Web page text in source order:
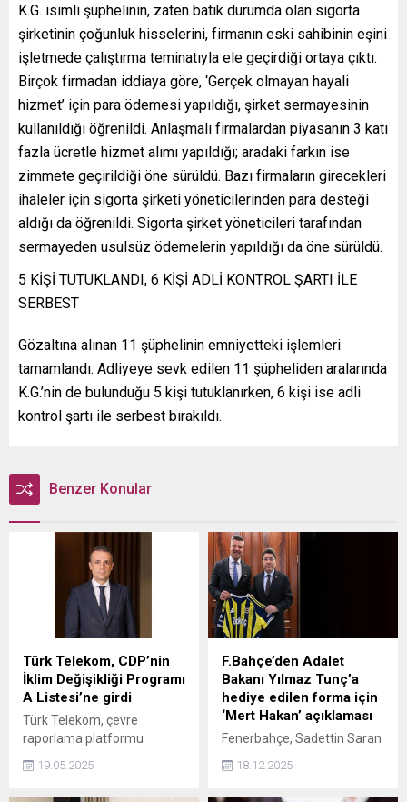
K.G. isimli şüphelinin, zaten batık durumda olan sigorta
şirketinin çoğunluk hisselerini, firmanın eski sahibinin eşini
işletmede çalıştırma teminatıyla ele geçirdiği ortaya çıktı.
Birçok firmadan iddiaya göre, ‘Gerçek olmayan hayali
hizmet’ için para ödemesi yapıldığı, şirket sermayesinin
kullanıldığı öğrenildi. Anlaşmalı firmalardan piyasanın 3 katı
fazla ücretle hizmet alımı yapıldığı; aradaki farkın ise
zimmete geçirildiği öne sürüldü. Bazı firmaların girecekleri
ihaleler için sigorta şirketi yöneticilerinden para desteği
aldığı da öğrenildi. Sigorta şirket yöneticileri tarafından
sermayeden usulsüz ödemelerin yapıldığı da öne sürüldü.
5 KİŞİ TUTUKLANDI, 6 KİŞİ ADLİ KONTROL ŞARTI İLE
SERBEST
Gözaltına alınan 11 şüphelinin emniyetteki işlemleri
tamamlandı. Adliyeye sevk edilen 11 şüpheliden aralarında
K.G.’nin de bulunduğu 5 kişi tutuklanırken, 6 kişi ise adli
kontrol şartı ile serbest bırakıldı.
Benzer Konular
Türk Telekom, CDP’nin
İklim Değişikliği Programı
A Listesi’ne girdi
Türk Telekom, çevre
raporlama platformu
Projesi'nin (CDP) İklim
19.05.2025
F.Bahçe’den Adalet
Bakanı Yılmaz Tunç’a
hediye edilen forma için
‘Mert Hakan’ açıklaması
Fenerbahçe, Sadettin Saran
Yılmaz Tunç'a hediye edilen
18.12.2025